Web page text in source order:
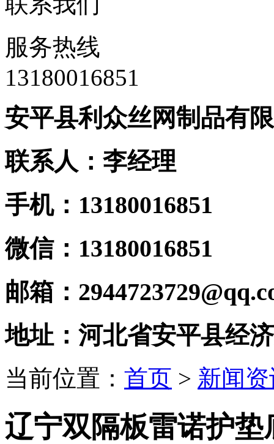
服务热线
13180016851
安平县利众丝网制品有
联系人：李经理
手机：13180016851
微信：13180016851
邮箱：
地址：河北省安平县经
当前位置： 首页 > 新闻
辽宁双隔板雷诺护垫